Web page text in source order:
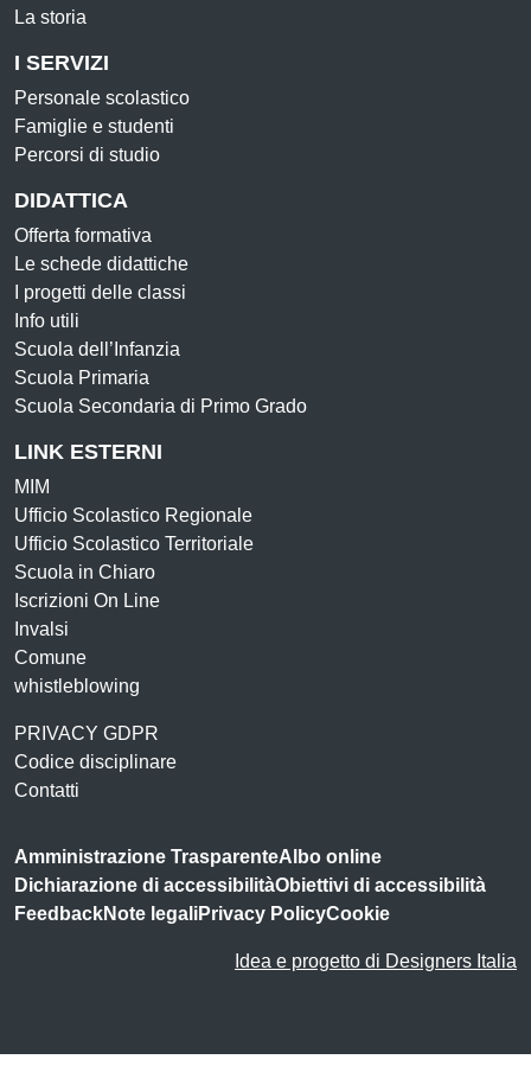
La storia
I SERVIZI
Personale scolastico
Famiglie e studenti
Percorsi di studio
DIDATTICA
Offerta formativa
Le schede didattiche
I progetti delle classi
Info utili
Scuola dell’Infanzia
Scuola Primaria
Scuola Secondaria di Primo Grado
LINK ESTERNI
MIM
Ufficio Scolastico Regionale
Ufficio Scolastico Territoriale
Scuola in Chiaro
Iscrizioni On Line
Invalsi
Comune
whistleblowing
PRIVACY GDPR
Codice disciplinare
Contatti
Amministrazione TrasparenteAlbo online
Dichiarazione di accessibilitàObiettivi di accessibilità
FeedbackNote legaliPrivacy PolicyCookie
Idea e progetto di Designers Italia